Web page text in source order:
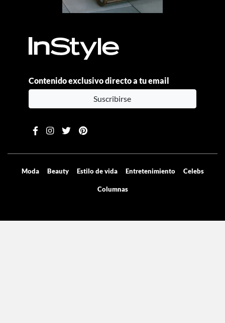
Contenido exclusivo directo a tu email
Suscribirse
Moda Beauty Estilo de vida Entretenimiento Celebs
Columnas